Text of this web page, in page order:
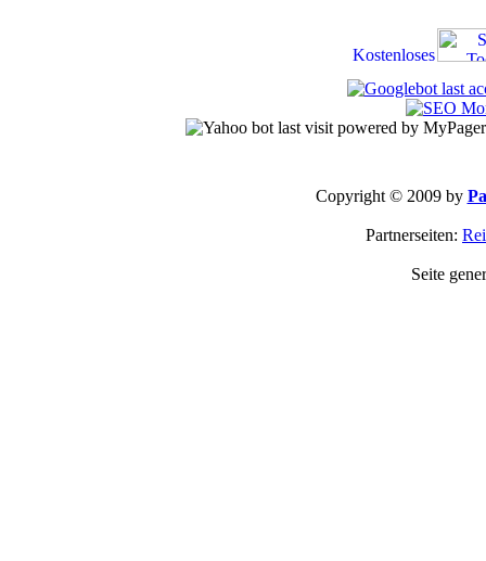
Copyright © 2009 by
Partnerseiten:
Seite